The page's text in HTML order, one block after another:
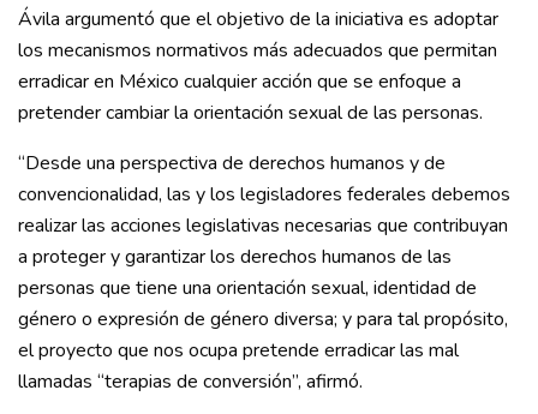
Ávila argumentó que el objetivo de la iniciativa es adoptar
los mecanismos normativos más adecuados que permitan
erradicar en México cualquier acción que se enfoque a
pretender cambiar la orientación sexual de las personas.
“Desde una perspectiva de derechos humanos y de
convencionalidad, las y los legisladores federales debemos
realizar las acciones legislativas necesarias que contribuyan
a proteger y garantizar los derechos humanos de las
personas que tiene una orientación sexual, identidad de
género o expresión de género diversa; y para tal propósito,
el proyecto que nos ocupa pretende erradicar las mal
llamadas “terapias de conversión”, afirmó.